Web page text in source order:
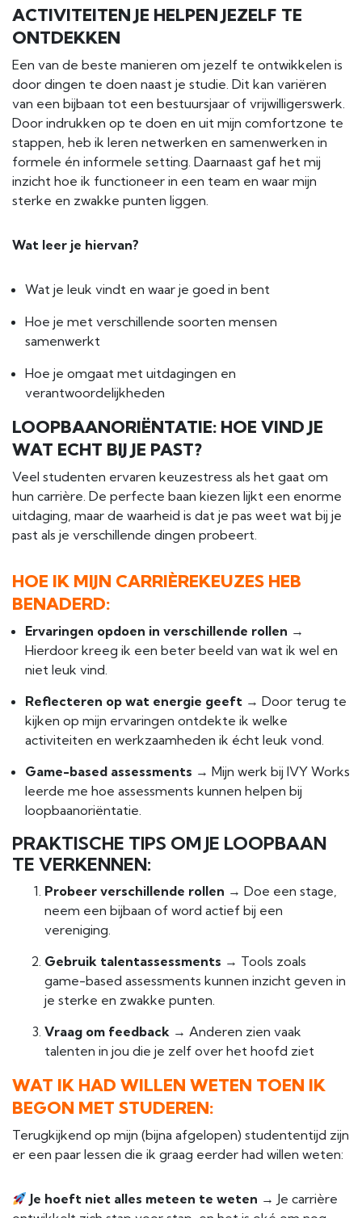
ACTIVITEITEN JE HELPEN JEZELF TE
ONTDEKKEN
Een van de beste manieren om jezelf te ontwikkelen is
door dingen te doen naast je studie. Dit kan variëren
van een bijbaan tot een bestuursjaar of vrijwilligerswerk.
Door indrukken op te doen en uit mijn comfortzone te
stappen, heb ik leren netwerken en samenwerken in
formele én informele setting. Daarnaast gaf het mij
inzicht hoe ik functioneer in een team en waar mijn
sterke en zwakke punten liggen.
Wat leer je hiervan?
Wat je leuk vindt en waar je goed in bent
Hoe je met verschillende soorten mensen
samenwerkt
Hoe je omgaat met uitdagingen en
verantwoordelijkheden
LOOPBAANORIËNTATIE: HOE VIND JE
WAT ECHT BIJ JE PAST?
Veel studenten ervaren keuzestress als het gaat om
hun carrière. De perfecte baan kiezen lijkt een enorme
uitdaging, maar de waarheid is dat je pas weet wat bij je
past als je verschillende dingen probeert.
HOE IK MIJN CARRIÈREKEUZES HEB
BENADERD:
Ervaringen opdoen in verschillende rollen →
Hierdoor kreeg ik een beter beeld van wat ik wel en
niet leuk vind.
Reflecteren op wat energie geeft → Door terug te
kijken op mijn ervaringen ontdekte ik welke
activiteiten en werkzaamheden ik écht leuk vond.
Game-based assessments → Mijn werk bij IVY Works
leerde me hoe assessments kunnen helpen bij
loopbaanoriëntatie.
PRAKTISCHE TIPS OM JE LOOPBAAN
TE VERKENNEN:
Probeer verschillende rollen → Doe een stage,
neem een bijbaan of word actief bij een
vereniging.
Gebruik talentassessments → Tools zoals
game-based assessments kunnen inzicht geven in
je sterke en zwakke punten.
Vraag om feedback → Anderen zien vaak
talenten in jou die je zelf over het hoofd ziet
WAT IK HAD WILLEN WETEN TOEN IK
BEGON MET STUDEREN:
Terugkijkend op mijn (bijna afgelopen) studententijd zijn
er een paar lessen die ik graag eerder had willen weten:
Je hoeft niet alles meteen te weten → Je carrière